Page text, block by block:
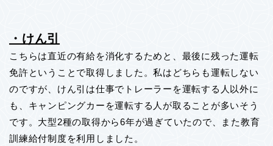
・けん引
こちらは直近の有給を消化するためと、最後に残った運転
免許ということで取得しました。私はどちらも運転しない
のですが、けん引は仕事でトレーラーを運転する人以外に
も、キャンピングカーを運転する人が取ることが多いそう
です。大型2種の取得から6年が過ぎていたので、また教育
訓練給付制度を利用しました。